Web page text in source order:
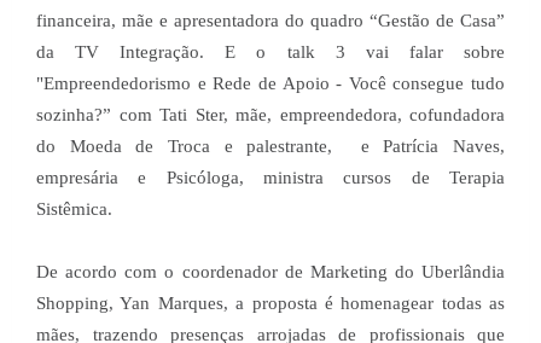
financeira, mãe e apresentadora do quadro “Gestão de Casa”
da TV Integração. E o talk 3 vai falar sobre
"Empreendedorismo e Rede de Apoio - Você consegue tudo
sozinha?” com Tati Ster, mãe, empreendedora, cofundadora
do Moeda de Troca e palestrante, e Patrícia Naves,
empresária e Psicóloga, ministra cursos de Terapia
Sistêmica.
De acordo com o coordenador de Marketing do Uberlândia
Shopping, Yan Marques, a proposta é homenagear todas as
mães, trazendo presenças arrojadas de profissionais que